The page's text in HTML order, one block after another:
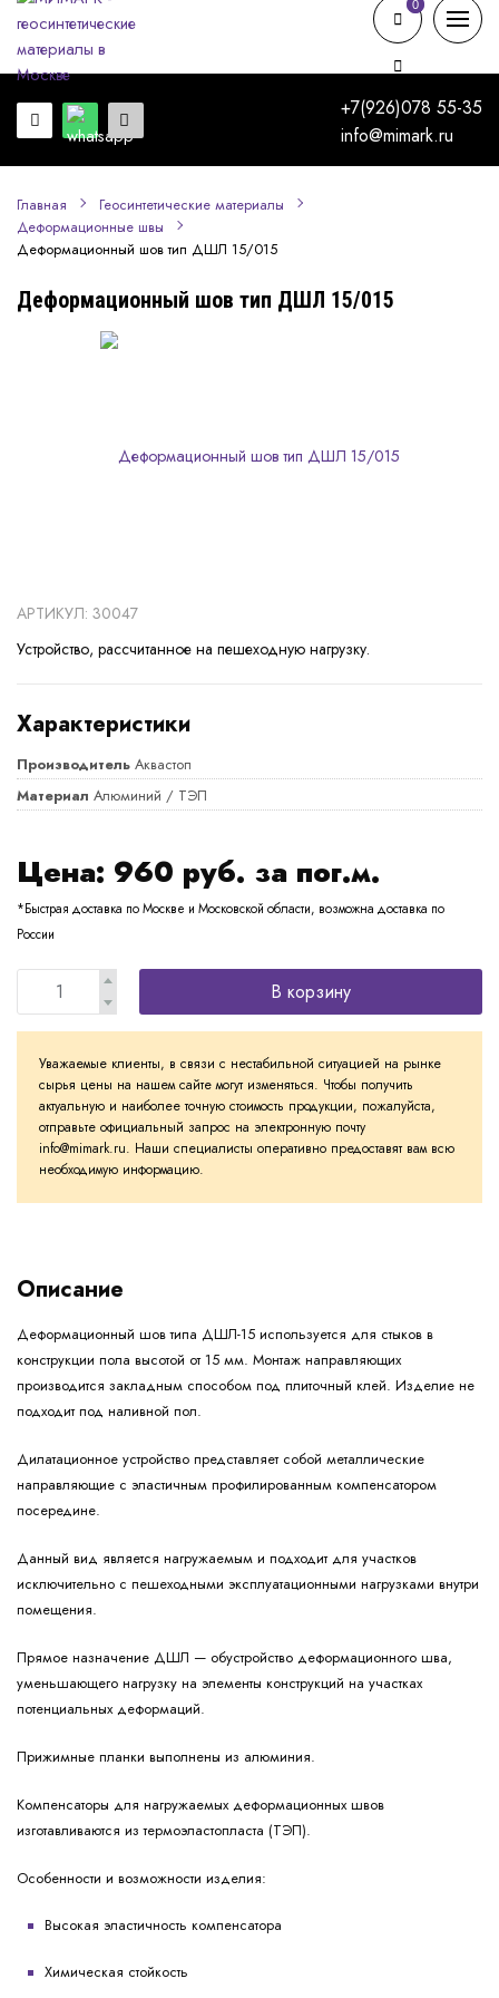
+7(926)078 55-35
info@mimark.ru
0
0
Главная
Геосинтетические материалы
Деформационные швы
Деформационный шов тип ДШЛ 15/015
Деформационный шов тип ДШЛ 15/015
АРТИКУЛ: 30047
Устройство, рассчитанное на пешеходную нагрузку.
Характеристики
Производитель Аквастоп
Материал Алюминий / ТЭП
Цена: 960 руб. за пог.м.
*Быстрая доставка по Москве и Московской области, возможна доставка по
России
В корзину
Уважаемые клиенты, в связи с нестабильной ситуацией на рынке
сырья цены на нашем сайте могут изменяться. Чтобы получить
актуальную и наиболее точную стоимость продукции, пожалуйста,
отправьте официальный запрос на электронную почту
info@mimark.ru. Наши специалисты оперативно предоставят вам всю
необходимую информацию.
Описание
Деформационный шов типа ДШЛ-15 используется для стыков в
конструкции пола высотой от 15 мм. Монтаж направляющих
производится закладным способом под плиточный клей. Изделие не
подходит под наливной пол.
Дилатационное устройство представляет собой металлические
направляющие с эластичным профилированным компенсатором
посередине.
Данный вид является нагружаемым и подходит для участков
исключительно с пешеходными эксплуатационными нагрузками внутри
помещения.
Прямое назначение ДШЛ — обустройство деформационного шва,
уменьшающего нагрузку на элементы конструкций на участках
потенциальных деформаций.
Прижимные планки выполнены из алюминия.
Компенсаторы для нагружаемых деформационных швов
изготавливаются из термоэластопласта (ТЭП).
Особенности и возможности изделия:
Высокая эластичность компенсатора
Химическая стойкость